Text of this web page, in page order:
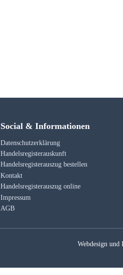
Social & Informationen
Datenschutzerklärung
Handelsregisterauskunft
Handelsregisterauszug bestellen
Kontakt
Handelsregisterauszug online
Impressum
AGB
Webdesign und